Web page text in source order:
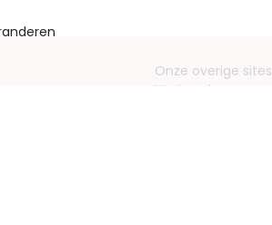
Onze overige sites
Mariage.be